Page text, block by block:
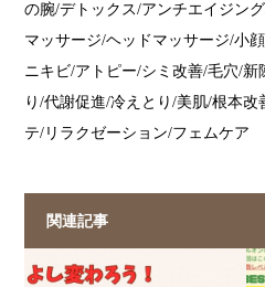
の腕/デトックス/アンチエイジン
マッサージ/ヘッドマッサージ/小
ニキビ/アトピー/シミ改善/毛穴/
り/代謝促進/冷えとり/美肌/根本
テ/リラクゼーション/フェムケア
関連記事